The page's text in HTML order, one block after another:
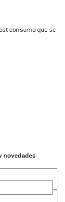
consumo que se
novedades